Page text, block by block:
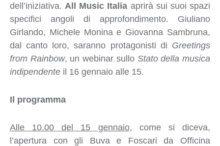
dell’iniziativa. All Music Italia aprirà sui suoi spazi
specifici angoli di approfondimento. Giuliano
Girlando, Michele Monina e Giovanna Sambruna,
dal canto loro, saranno protagonisti di Greetings
from Rainbow, un webinar sullo Stato della musica
indipendente il 16 gennaio alle 15.
Il programma
Alle 10.00 del 15 gennaio, come si diceva,
l’apertura con gli Buva e Foscari da Officina